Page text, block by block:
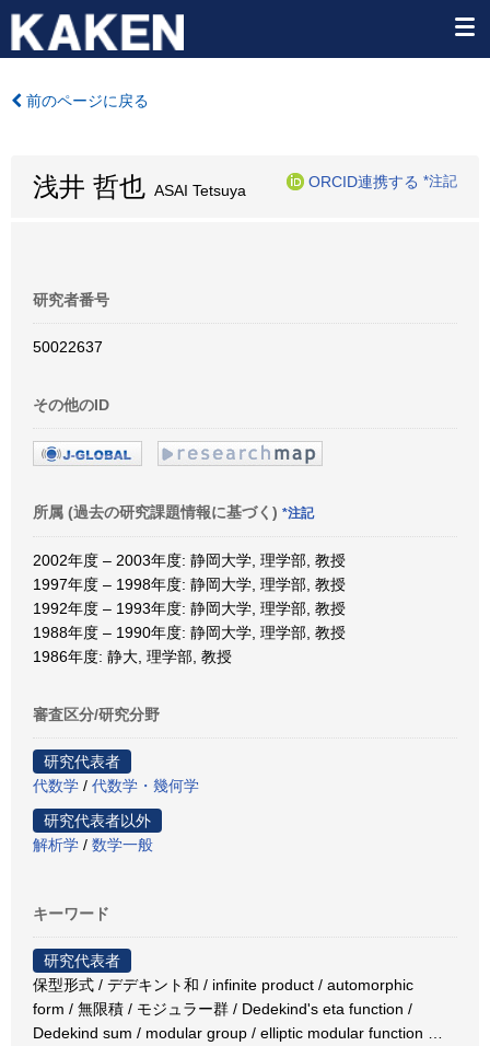
前のページに戻る
浅井 哲也 ASAI Tetsuya
ORCID連携する *注記
研究者番号
50022637
その他のID
所属 (過去の研究課題情報に基づく) *注記
2002年度 – 2003年度: 静岡大学, 理学部, 教授
1997年度 – 1998年度: 静岡大学, 理学部, 教授
1992年度 – 1993年度: 静岡大学, 理学部, 教授
1988年度 – 1990年度: 静岡大学, 理学部, 教授
1986年度: 静大, 理学部, 教授
審査区分/研究分野
研究代表者
代数学 / 代数学・幾何学
研究代表者以外
解析学 / 数学一般
キーワード
研究代表者
保型形式 / デデキント和 / infinite product / automorphic
form / 無限積 / モジュラー群 / Dedekind's eta function /
Dedekind sum / modular group / elliptic modular function